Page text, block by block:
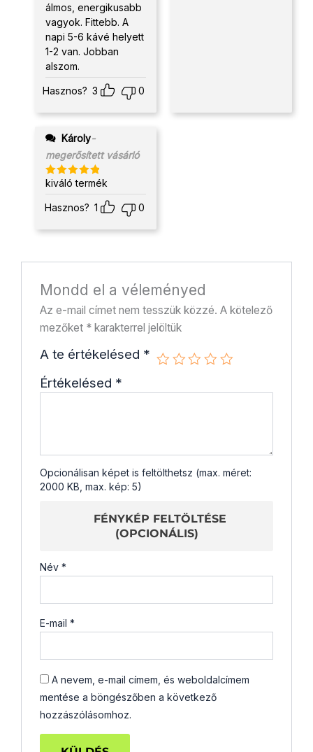
álmos, energikusabb
vagyok. Fittebb. A
napi 5-6 kávé helyett
1-2 van. Jobban
alszom.
Hasznos? 3 0
Károly-
megerősített vásárló
Értékelés:
5/ 5
kiváló termék
Hasznos? 1 0
Mondd el a véleményed
Az e-mail címet nem tesszük közzé. A kötelező
mezőket *karakterrel jelöltük
A te értékelésed *
Értékelésed *
Opcionálisan képet is feltölthetsz (max. méret:
2000 KB, max. kép: 5)
FÉNYKÉP FELTÖLTÉSE
(OPCIONÁLIS)
Név *
E-mail *
A nevem, e-mail címem, és weboldalcímem
mentése a böngészőben a következő
hozzászólásomhoz.